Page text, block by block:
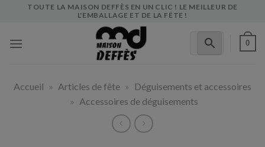
TOUTE LA MAISON DEFFÈS EN UN CLIC ! LE MEILLEUR DE
L'EMBALLAGE ET DE LA FÊTE !
0
Accueil » Articles de fête »
Déguisements et accessoires
» Accessoires de déguisements